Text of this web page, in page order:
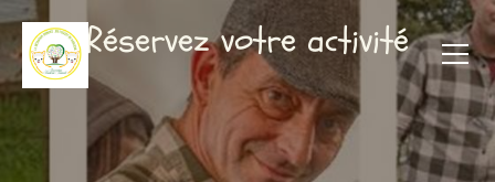
Réservez votre activité